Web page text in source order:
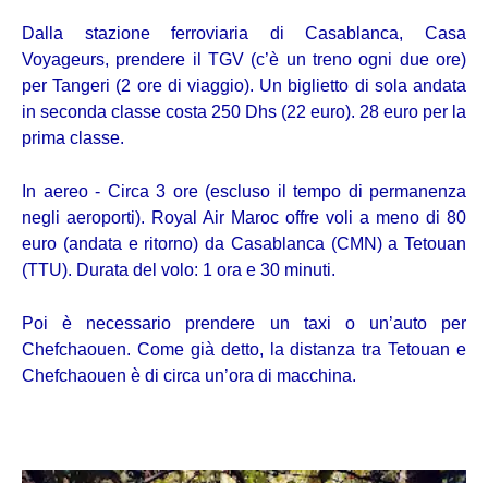
Dalla stazione ferroviaria di Casablanca, Casa
Voyageurs, prendere il TGV (c’è un treno ogni due ore)
per Tangeri (2 ore di viaggio). Un biglietto di sola andata
in seconda classe costa 250 Dhs (22 euro). 28 euro per la
prima classe.
In aereo - Circa 3 ore (escluso il tempo di permanenza
negli aeroporti). Royal Air Maroc offre voli a meno di 80
euro (andata e ritorno) da Casablanca (CMN) a Tetouan
(TTU). Durata del volo: 1 ora e 30 minuti.
Poi è necessario prendere un taxi o un’auto per
Chefchaouen. Come già detto, la distanza tra Tetouan e
Chefchaouen è di circa un’ora di macchina.